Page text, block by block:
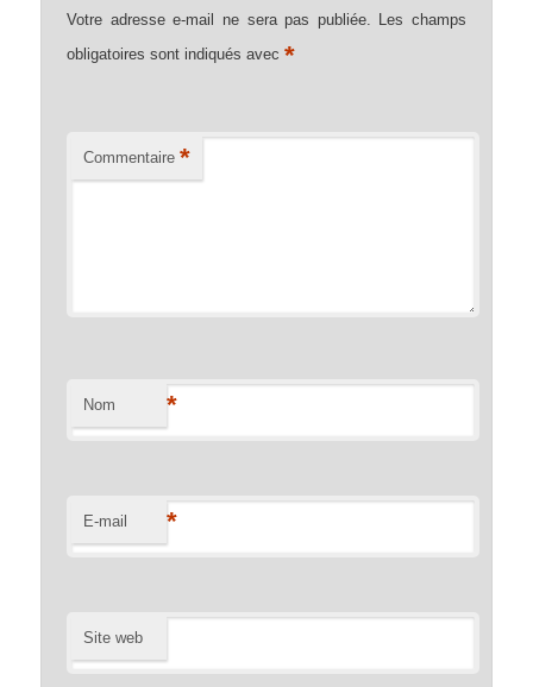
Votre adresse e-mail ne sera pas publiée.
Les champs
obligatoires sont indiqués avec*
Commentaire *
Nom *
E-mail *
Site web